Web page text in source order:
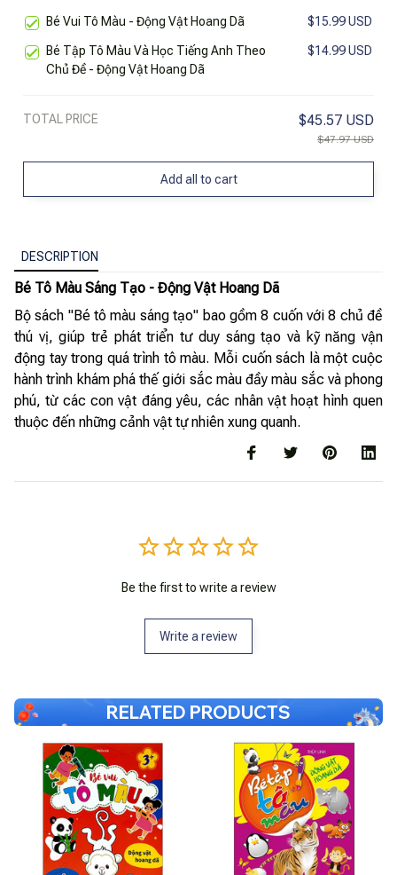
Bé Vui Tô Màu - Động Vật Hoang Dã $15.99 USD
Bé Tập Tô Màu Và Học Tiếng Anh Theo
Chủ Đề - Động Vật Hoang Dã
$14.99 USD
TOTAL PRICE $45.57 USD
$47.97 USD
Add all to cart
DESCRIPTION
Bé Tô Màu Sáng Tạo - Động Vật Hoang Dã
Bộ sách "Bé tô màu sáng tạo" bao gồm 8 cuốn với 8 chủ đề
thú vị, giúp trẻ phát triển tư duy sáng tạo và kỹ năng vận
động tay trong quá trình tô màu. Mỗi cuốn sách là một cuộc
hành trình khám phá thế giới sắc màu đầy màu sắc và phong
phú, từ các con vật đáng yêu, các nhân vật hoạt hình quen
thuộc đến những cảnh vật tự nhiên xung quanh.
Be the first to write a review
Write a review
RELATED PRODUCTS